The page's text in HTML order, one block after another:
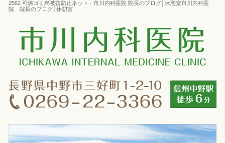
2562 可燃ゴミ烏被害防止ネット - 市川内科医院 院長のブログ│休憩室市川内科医
院 院長のブログ│休憩室